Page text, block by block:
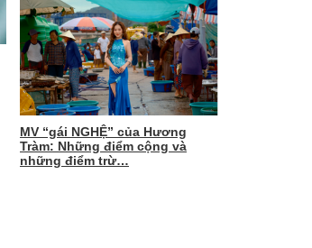
MV “gái NGHỆ” của Hương
Tràm: Những điểm cộng và
những điểm trừ…